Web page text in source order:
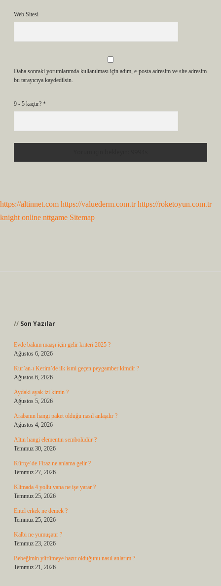
Web Sitesi
Daha sonraki yorumlarımda kullanılması için adım, e-posta adresim ve site adresim
bu tarayıcıya kaydedilsin.
9 - 5 kaçtır? *
https://altinnet.com https://valuederm.com.tr https://roketoyun.com.tr
knight online nttgame Sitemap
Son Yazılar
Evde bakım maaşı için gelir kriteri 2025 ?
Ağustos 6, 2026
Kur’an-ı Kerim’de ilk ismi geçen peygamber kimdir ?
Ağustos 6, 2026
Aydaki ayak izi kimin ?
Ağustos 5, 2026
Arabanın hangi paket olduğu nasıl anlaşılır ?
Ağustos 4, 2026
Altın hangi elementin sembolüdür ?
Temmuz 30, 2026
Kürtçe’de Firaz ne anlama gelir ?
Temmuz 27, 2026
Klimada 4 yollu vana ne işe yarar ?
Temmuz 25, 2026
Entel erkek ne demek ?
Temmuz 25, 2026
Kalbi ne yumuşatır ?
Temmuz 23, 2026
Bebeğimin yürümeye hazır olduğunu nasıl anlarım ?
Temmuz 21, 2026